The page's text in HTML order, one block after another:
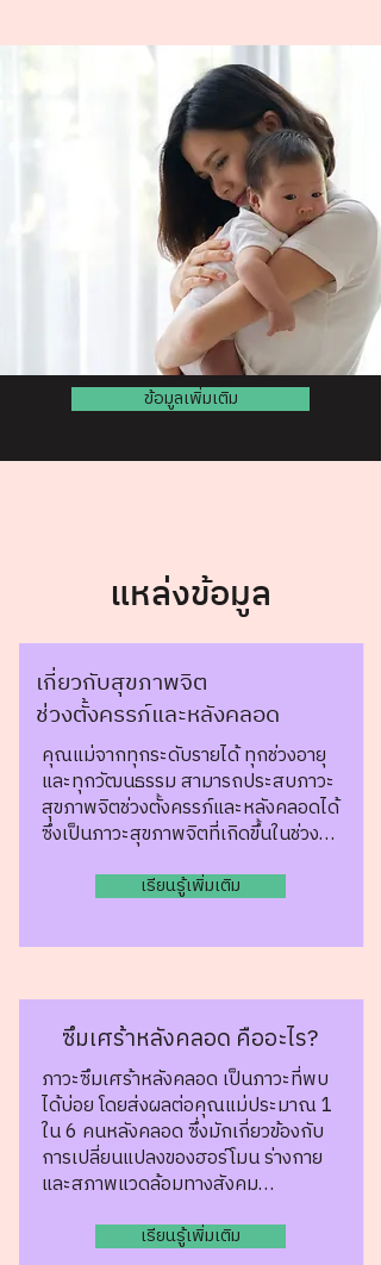
ข้อมูลเพิ่มเติม
แหล่งข้อมูล
เกี่ยวกับสุขภาพจิต
ช่วงตั้งครรภ์และหลังคลอด
คุณแม่จากทุกระดับรายได้ ทุกช่วงอายุ
และทุกวัฒนธรรม สามารถประสบภาวะ
สุขภาพจิตช่วงตั้งครรภ์และหลังคลอดได้
ซึ่งเป็นภาวะสุขภาพจิตที่เกิดขึ้นในช่วง…
เรียนรู้เพิ่มเติม
ซึมเศร้าหลังคลอด คืออะไร?
ภาวะซึมเศร้าหลังคลอด เป็นภาวะที่พบ
ได้บ่อย โดยส่งผลต่อคุณแม่ประมาณ 1
ใน 6 คนหลังคลอด ซึ่งมักเกี่ยวข้องกับ
การเปลี่ยนแปลงของฮอร์โมน ร่างกาย
และสภาพแวดล้อมทางสังคม…​​
เรียนรู้เพิ่มเติม